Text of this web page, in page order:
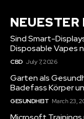
Sind Smart-
Disposable Vapes
CBD July 7, 2026
Garten als
Badefass Körper
GESUNDHEIT March 23,